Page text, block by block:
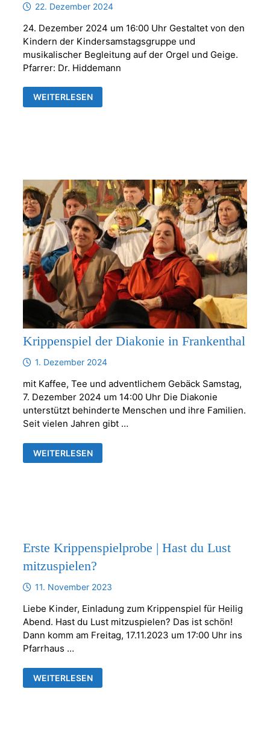
22. Dezember 2024
24. Dezember 2024 um 16:00 Uhr Gestaltet von den
Kindern der Kindersamstagsgruppe und
musikalischer Begleitung auf der Orgel und Geige.
Pfarrer: Dr. Hiddemann
EINLADUNG
ZUR
WEITERLESEN
Krippenspiel der Diakonie in Frankenthal
1. Dezember 2024
mit Kaffee, Tee und adventlichem Gebäck Samstag,
7. Dezember 2024 um 14:00 Uhr Die Diakonie
unterstützt behinderte Menschen und ihre Familien.
Seit vielen Jahren gibt …
KRIPPENSPIEL
DER
WEITERLESEN
Erste Krippenspielprobe | Hast du Lust
mitzuspielen?
11. November 2023
Liebe Kinder, Einladung zum Krippenspiel für Heilig
Abend. Hast du Lust mitzuspielen? Das ist schön!
Dann komm am Freitag, 17.11.2023 um 17:00 Uhr ins
Pfarrhaus …
ERSTE
KRIPPENSPIELPROBE
WEITERLESEN